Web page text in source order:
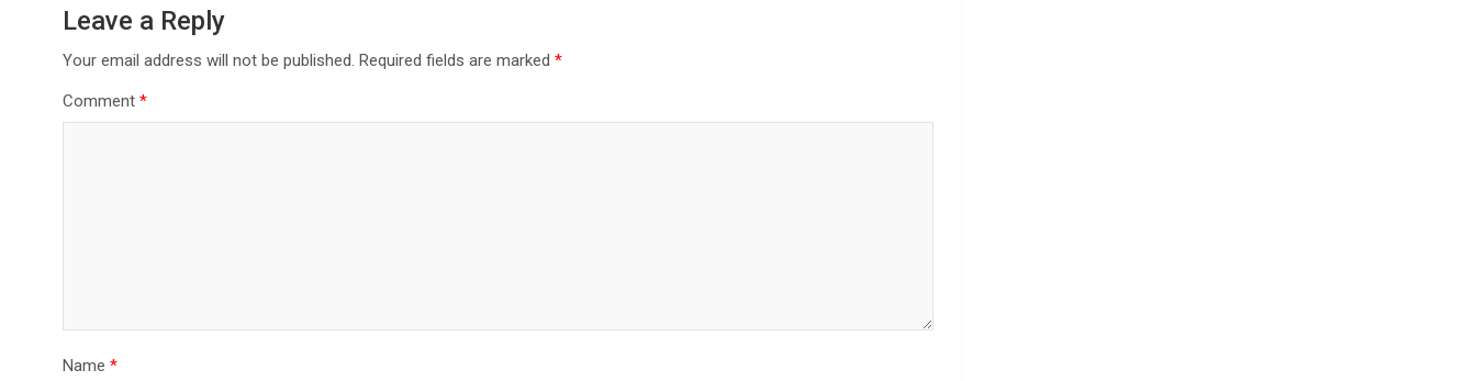
Leave a Reply
Your email address will not be published. Required fields are marked *
Comment *
Name *